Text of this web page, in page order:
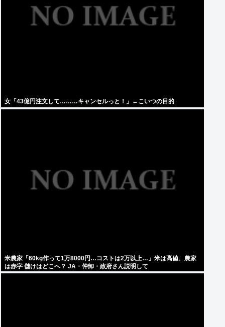
女「43億円注文して………キャンセルっと！」←こいつの目的
米農家「60kg作って1万8000円…コストは2万以上…」米は高値、農家
は赤字 儲けはどこへ？ JA・仲卸・政府さん説明して